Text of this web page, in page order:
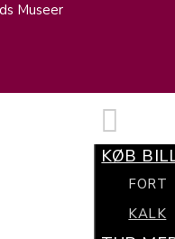
Museer
KØB
FORT
KALK